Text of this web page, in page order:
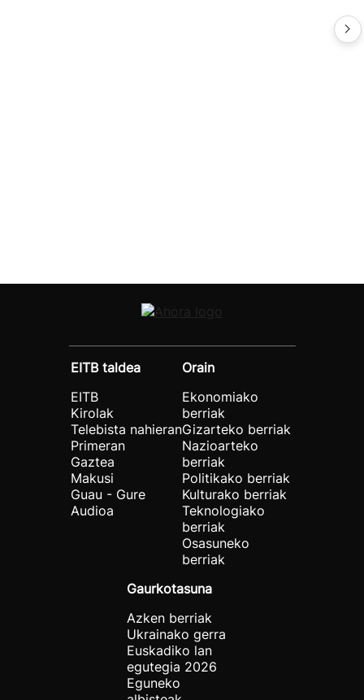
EITB taldea
EITB
Kirolak
Telebista nahieran
Primeran
Gaztea
Makusi
Guau - Gure
Audioa
Orain
Ekonomiako
berriak
Gizarteko berriak
Nazioarteko
berriak
Politikako berriak
Kulturako berriak
Teknologiako
berriak
Osasuneko
berriak
Gaurkotasuna
Azken berriak
Ukrainako gerra
Euskadiko lan
egutegia 2026
Eguneko